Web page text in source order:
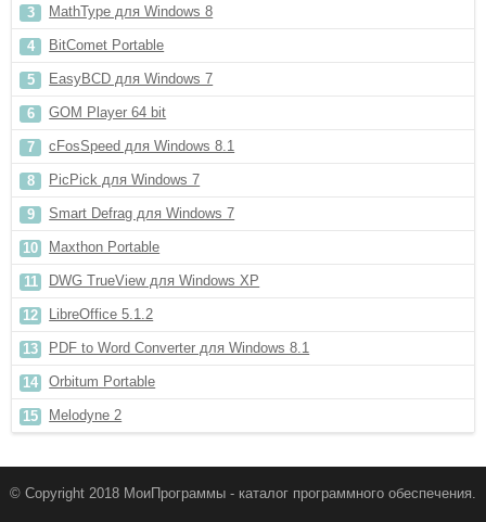
MathType для Windows 8
BitComet Portable
EasyBCD для Windows 7
GOM Player 64 bit
cFosSpeed для Windows 8.1
PicPick для Windows 7
Smart Defrag для Windows 7
Maxthon Portable
DWG TrueView для Windows XP
LibreOffice 5.1.2
PDF to Word Converter для Windows 8.1
Orbitum Portable
Melodyne 2
© Copyright 2018 МоиПрограммы - каталог программного обеспечения.